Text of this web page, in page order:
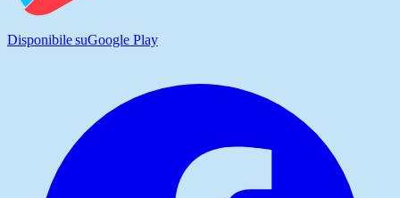
Disponibile suGoogle Play